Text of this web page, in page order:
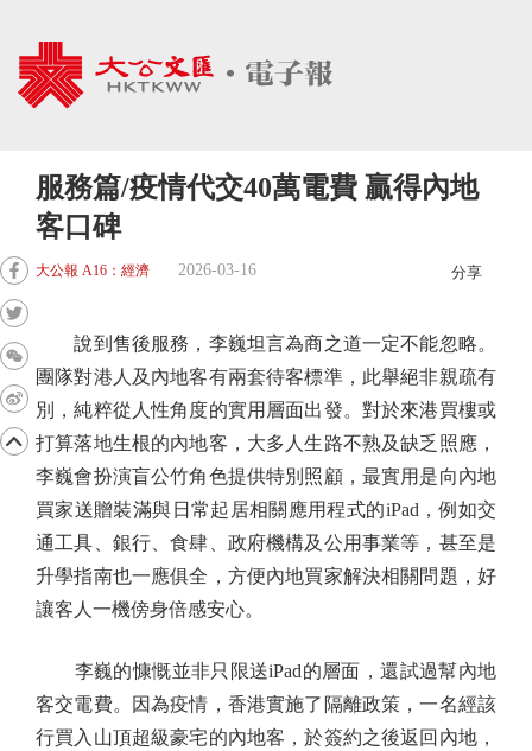
服務篇/疫情代交40萬電費 贏得內地
客口碑
大公報 A16：經濟 2026-03-16 分享
說到售後服務，李巍坦言為商之道一定不能忽略。
團隊對港人及內地客有兩套待客標準，此舉絕非親疏有
別，純粹從人性角度的實用層面出發。對於來港買樓或
打算落地生根的內地客，大多人生路不熟及缺乏照應，
李巍會扮演盲公竹角色提供特別照顧，最實用是向內地
買家送贈裝滿與日常起居相關應用程式的iPad，例如交
通工具、銀行、食肆、政府機構及公用事業等，甚至是
升學指南也一應俱全，方便內地買家解決相關問題，好
讓客人一機傍身倍感安心。
李巍的慷慨並非只限送iPad的層面，還試過幫內地
客交電費。因為疫情，香港實施了隔離政策，一名經該
行買入山頂超級豪宅的內地客，於簽約之後返回內地，